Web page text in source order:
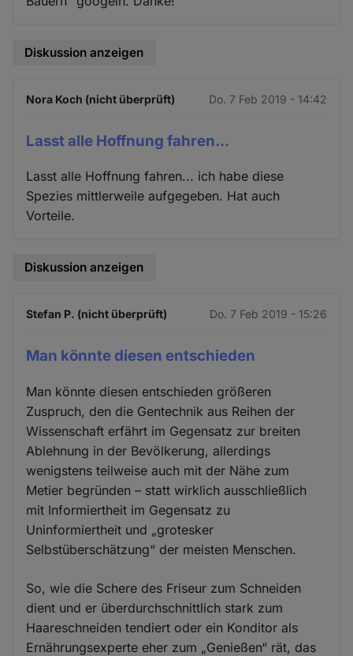
Diskussion anzeigen
Nora Koch (nicht überprüft) Do. 7 Feb 2019 - 14:42
Lasst alle Hoffnung fahren...
Lasst alle Hoffnung fahren... ich habe diese
Spezies mittlerweile aufgegeben. Hat auch
Vorteile.
Diskussion anzeigen
Stefan P. (nicht überprüft) Do. 7 Feb 2019 - 15:26
Man könnte diesen entschieden
Man könnte diesen entschieden größeren
Zuspruch, den die Gentechnik aus Reihen der
Wissenschaft erfährt im Gegensatz zur breiten
Ablehnung in der Bevölkerung, allerdings
wenigstens teilweise auch mit der Nähe zum
Metier begründen – statt wirklich ausschließlich
mit Informiertheit im Gegensatz zu
Uninformiertheit und „grotesker
Selbstüberschätzung“ der meisten Menschen.
So, wie die Schere des Friseur zum Schneiden
dient und er überdurchschnittlich stark zum
Haareschneiden tendiert oder ein Konditor als
Ernährungsexperte eher zum „Genießen“ rät, das